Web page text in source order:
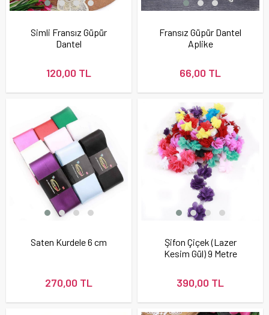
Simli Fransız Güpür
Dantel
120,00 TL
Fransız Güpür Dantel
Aplike
66,00 TL
Saten Kurdele 6 cm
270,00 TL
Şifon Çiçek (Lazer
Kesim Gül) 9 Metre
390,00 TL